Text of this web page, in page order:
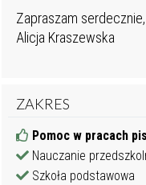
Zapraszam serdecznie,
Alicja Kraszewska
ZAKRES
Pomoc w pracach
Nauczanie
Szkoła podstawowa